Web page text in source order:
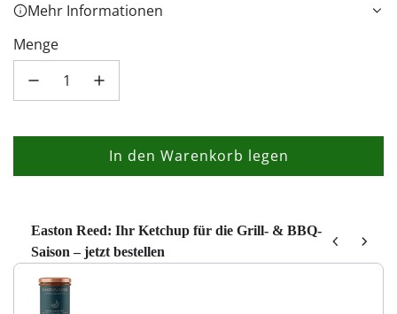
Mehr Informationen
Menge
In den Warenkorb legen
L
e
Easton Reed: Ihr Ketchup für die Grill- & BBQ-
Saison – jetzt bestellen
Use the Previous and Next buttons to navigate through product